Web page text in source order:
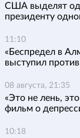
США выделят
президенту
11:10
«Беспредел в
выступил
08 августа, 21:35
«Это не лень,
фильм о
10:18